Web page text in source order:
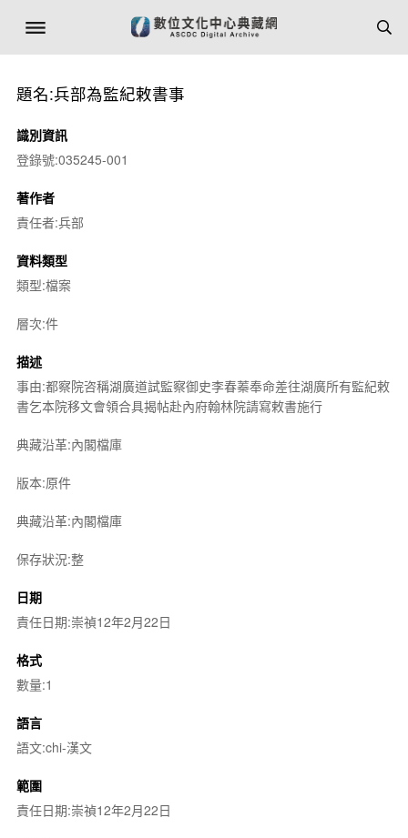
題名:兵部為監紀敕書事
識別資訊
登錄號:035245-001
著作者
責任者:兵部
資料類型
類型:檔案
層次:件
描述
事由:都察院咨稱湖廣道試監察御史李春蓁奉命差往湖廣所有監紀敕
書乞本院移文會領合具揭帖赴內府翰林院請寫敕書施行
典藏沿革:內閣檔庫
版本:原件
典藏沿革:內閣檔庫
保存狀況:整
日期
責任日期:崇禎12年2月22日
格式
數量:1
語言
語文:chi-漢文
範圍
責任日期:崇禎12年2月22日